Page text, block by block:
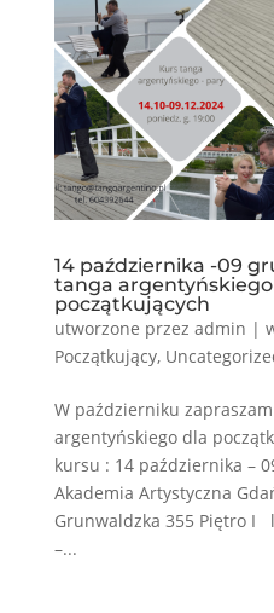
14 października -09
tanga
początkujących
utworzone przez admin |
Początkujący,
W październiku
argentyńskiego dla
kursu : 14 października –
Akademia Artystyczna
Grunwaldzka 355 Piętro I
–...